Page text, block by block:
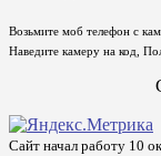
Возьмите моб телефон с
Наведите камеру на код,
Сайт начал работу 10